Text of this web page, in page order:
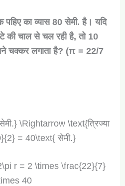
का व्यास 80 सेमी. है। यदि
की चाल से चल रही है, तो 10
चक्कर लगाता है? (π = 22/7
\Rightarrow \text{त्रिज्या
= 40\text{ सेमी.}
2\pi r = 2 \times \frac{22}{7}
40